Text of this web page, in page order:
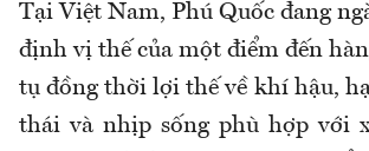
Tại Việt Nam, Phú Quốc đang
định vị thế của một điểm đến
tụ đồng thời lợi thế về khí hậu,
thái và nhịp sống phù hợp với